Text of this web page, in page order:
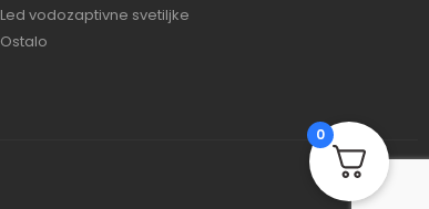
Led vodozaptivne svetiljke
Ostalo
0